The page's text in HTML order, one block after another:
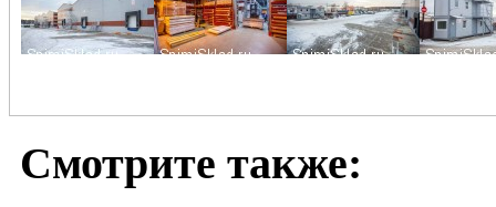
Смотрите также: